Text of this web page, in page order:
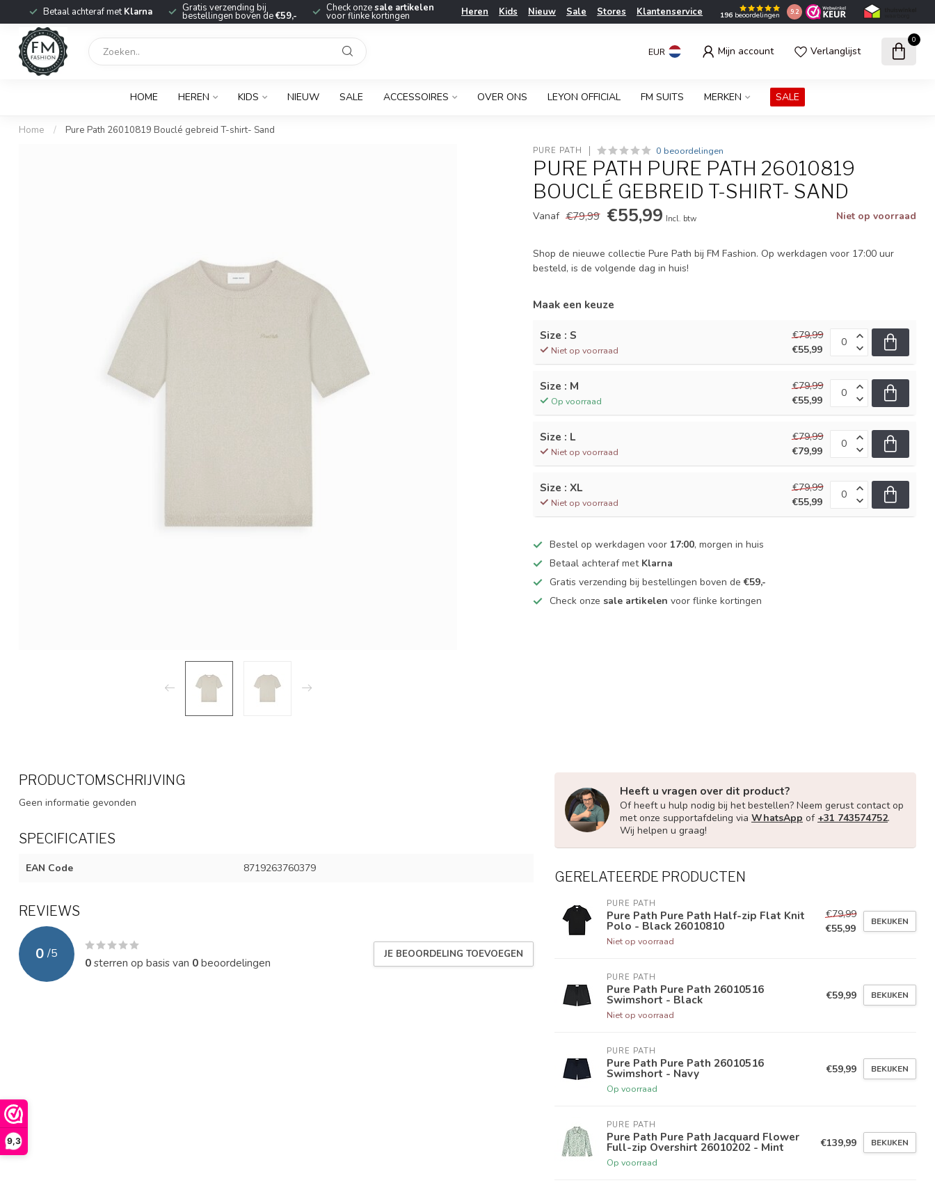
9,3
Betaal achteraf metKlarna Gratis verzending bij
bestellingen boven de€59,-
Check onzesale artikelen
voor flinke kortingen Heren Kids Nieuw Sale Stores Klantenservice 196 beoordelingen 9.2
EUR Mijn account Verlanglijst
0
HOME HEREN KIDS NIEUW SALE ACCESSOIRES OVER ONS LEYON OFFICIAL FM SUITS MERKEN SALE
Home / Pure Path 26010819 Bouclé gebreid T-shirt- Sand
PURE PATH 0 beoordelingen
PURE PATH PURE PATH 26010819
BOUCLÉ GEBREID T-SHIRT- SAND
Vanaf €79,99 €55,99 Incl. btw Niet op voorraad
Shop de nieuwe collectie Pure Path bij FM Fashion. Op werkdagen voor 17:00 uur
besteld, is de volgende dag in huis!
Maak een keuze
Size : S
Niet op voorraad
€79,99
€55,99
Size : M
Op voorraad
€79,99
€55,99
Size : L
Niet op voorraad
€79,99
€79,99
Size : XL
Niet op voorraad
€79,99
€55,99
Bestel op werkdagen voor 17:00, morgen in huis
Betaal achteraf met Klarna
Gratis verzending bij bestellingen boven de€59,-
Check onze sale artikelen voor flinke kortingen
PRODUCTOMSCHRIJVING
Geen informatie gevonden
SPECIFICATIES
EAN Code 8719263760379
REVIEWS
0 /5
0sterren op basis van 0beoordelingen
JE BEOORDELING TOEVOEGEN
Heeft u vragen over dit product?
Of heeft u hulp nodig bij het bestellen? Neem gerust contact op
met onze supportafdeling via WhatsApp of +31 743574752.
Wij helpen u graag!
GERELATEERDE PRODUCTEN
PURE PATH
Pure Path Pure Path Half-zip Flat Knit
Polo - Black 26010810
Niet op voorraad
€79,99
€55,99
BEKIJKEN
PURE PATH
Pure Path Pure Path 26010516
Swimshort - Black
Niet op voorraad
€59,99 BEKIJKEN
PURE PATH
Pure Path Pure Path 26010516
Swimshort - Navy
Op voorraad
€59,99 BEKIJKEN
PURE PATH
Pure Path Pure Path Jacquard Flower
Full-zip Overshirt 26010202 - Mint
Op voorraad
€139,99 BEKIJKEN